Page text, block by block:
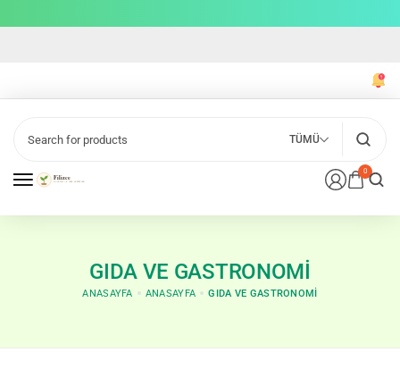
0
TÜMÜ
GIDA VE GASTRONOMI
ANASAYFA ANASAYFA GIDA VE GASTRONOMI